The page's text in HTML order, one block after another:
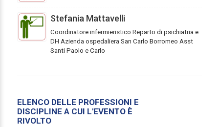
Stefania Mattavelli
Coordinatore infermieristico Reparto di psichiatria e
DH Azienda ospedaliera San Carlo Borromeo Asst
Santi Paolo e Carlo
ELENCO DELLE PROFESSIONI E
DISCIPLINE A CUI L'EVENTO È
RIVOLTO